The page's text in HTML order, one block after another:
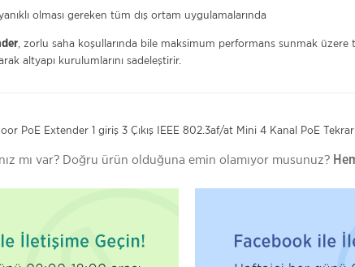
olması gereken tüm dış ortam uygulamalarında
, zorlu saha koşullarında bile maksimum performans sunmak
altyapı kurulumlarını sadeleştirir.
PoE Extender 1 giriş 3 Çıkış IEEE 802.3af/at Mini 4 Kanal PoE
mı var? Doğru ürün olduğuna emin olamıyor musunuz?